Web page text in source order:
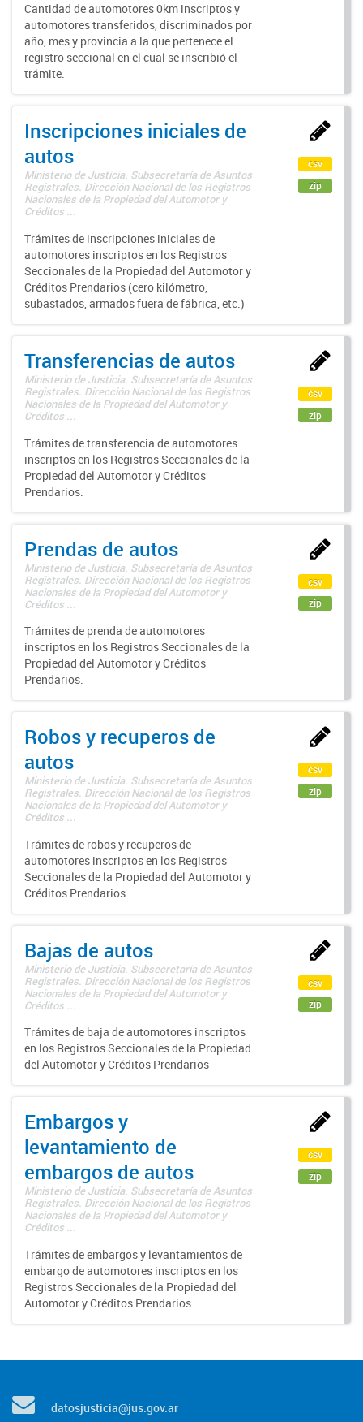
Cantidad de automotores 0km inscriptos y
automotores transferidos, discriminados por
año, mes y provincia a la que pertenece el
registro seccional en el cual se inscribió el
trámite.
Inscripciones iniciales de
autos
Ministerio de Justicia. Subsecretaría de Asuntos
Registrales. Dirección Nacional de los Registros
Nacionales de la Propiedad del Automotor y
Créditos ...
Trámites de inscripciones iniciales de
automotores inscriptos en los Registros
Seccionales de la Propiedad del Automotor y
Créditos Prendarios (cero kilómetro,
subastados, armados fuera de fábrica, etc.)
csv
zip
Transferencias de autos
Ministerio de Justicia. Subsecretaría de Asuntos
Registrales. Dirección Nacional de los Registros
Nacionales de la Propiedad del Automotor y
Créditos ...
Trámites de transferencia de automotores
inscriptos en los Registros Seccionales de la
Propiedad del Automotor y Créditos
Prendarios.
csv
zip
Prendas de autos
Ministerio de Justicia. Subsecretaría de Asuntos
Registrales. Dirección Nacional de los Registros
Nacionales de la Propiedad del Automotor y
Créditos ...
Trámites de prenda de automotores
inscriptos en los Registros Seccionales de la
Propiedad del Automotor y Créditos
Prendarios.
csv
zip
Robos y recuperos de
autos
Ministerio de Justicia. Subsecretaría de Asuntos
Registrales. Dirección Nacional de los Registros
Nacionales de la Propiedad del Automotor y
Créditos ...
Trámites de robos y recuperos de
automotores inscriptos en los Registros
Seccionales de la Propiedad del Automotor y
Créditos Prendarios.
csv
zip
Bajas de autos
Ministerio de Justicia. Subsecretaría de Asuntos
Registrales. Dirección Nacional de los Registros
Nacionales de la Propiedad del Automotor y
Créditos ...
Trámites de baja de automotores inscriptos
en los Registros Seccionales de la Propiedad
del Automotor y Créditos Prendarios
csv
zip
Embargos y
levantamiento de
embargos de autos
Ministerio de Justicia. Subsecretaría de Asuntos
Registrales. Dirección Nacional de los Registros
Nacionales de la Propiedad del Automotor y
Créditos ...
Trámites de embargos y levantamientos de
embargo de automotores inscriptos en los
Registros Seccionales de la Propiedad del
Automotor y Créditos Prendarios.
csv
zip
datosjusticia@jus.gov.ar